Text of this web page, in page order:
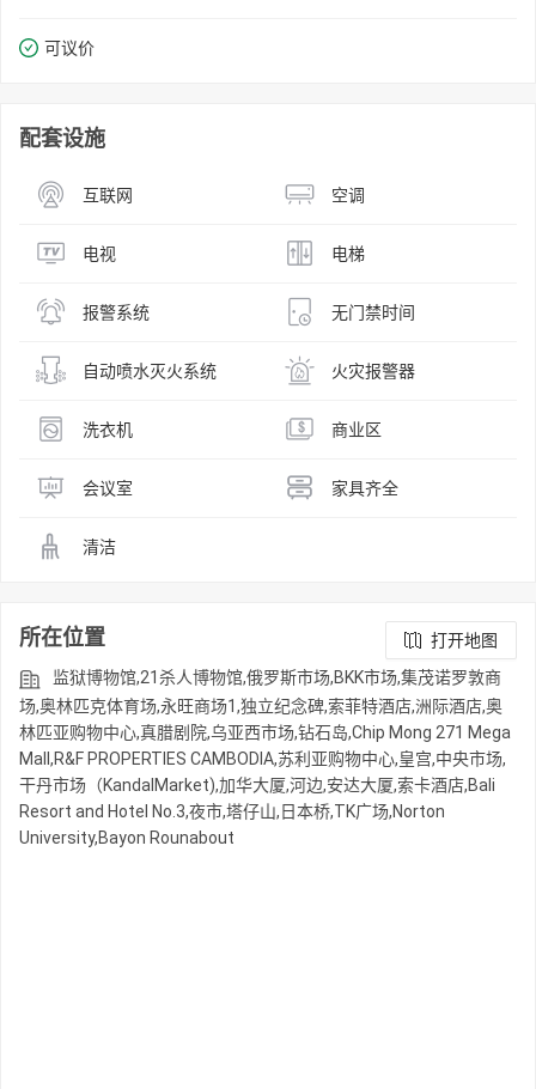
可议价
配套设施
互联网 空调
电视 电梯
报警系统 无门禁时间
自动喷水灭火系统 火灾报警器
洗衣机 商业区
会议室 家具齐全
清洁
所在位置
打开地图
监狱博物馆,21杀人博物馆,俄罗斯市场,BKK市场,集茂诺罗敦商
场,奥林匹克体育场,永旺商场1,独立纪念碑,索菲特酒店,洲际酒店,奥
林匹亚购物中心,真腊剧院,乌亚西市场,钻石岛,Chip Mong 271 Mega
Mall,R&F PROPERTIES CAMBODIA,苏利亚购物中心,皇宫,中央市场,
干丹市场（KandalMarket),加华大厦,河边,安达大厦,索卡酒店,Bali
Resort and Hotel No.3,夜市,塔仔山,日本桥,TK广场,Norton
University,Bayon Rounabout